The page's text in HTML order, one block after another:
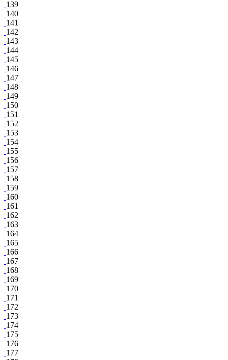
139
140
141
142
143
144
145
146
147
148
149
150
151
152
153
154
155
156
157
158
159
160
161
162
163
164
165
166
167
168
169
170
171
172
173
174
175
176
177